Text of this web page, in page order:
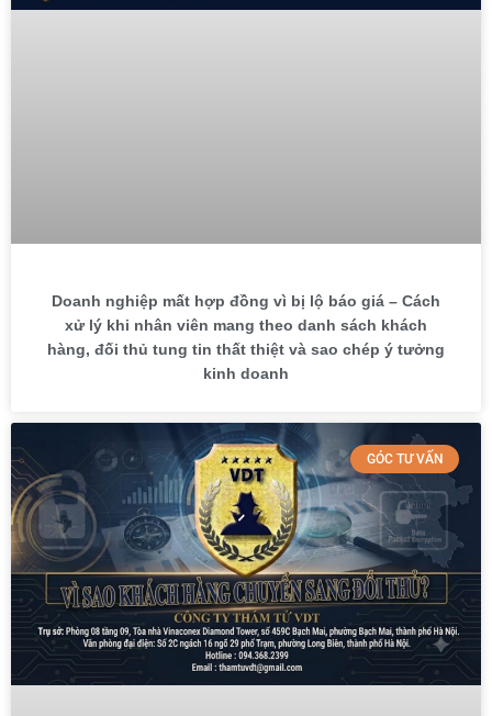
Doanh nghiệp mất hợp đồng vì bị lộ báo giá – Cách
xử lý khi nhân viên mang theo danh sách khách
hàng, đối thủ tung tin thất thiệt và sao chép ý tưởng
kinh doanh
GÓC TƯ VẤN